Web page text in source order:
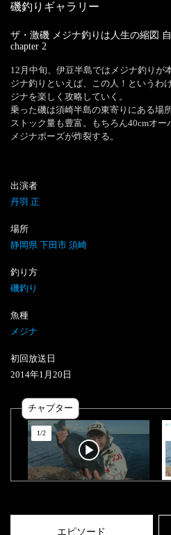
磯釣りギャラリー
ザ・激磯 メジナ釣りは人生の縮図
chapter 2
12月中旬、伊豆半島ではメジナ釣りが
ジナ釣りといえば、この人！というわ
ジナを楽しく攻略していく。
乗った磯は須崎半島の東寄りにある場
ストック量も豊富。もちろん40cmオ
メジナポーズが炸裂する。
出演者
丹羽 正
場所
静岡県 下田市 須崎
釣り方
磯釣り
魚種
メジナ
初回放送日
2014年1 月 20 日
チャプター
1/2
エピソード